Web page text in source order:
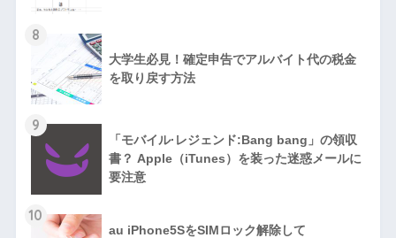
8
大学生必見！確定申告でアルバイト代の税金
を取り戻す方法
9
「モバイル·レジェンド:Bang bang」の領収
書？ Apple（iTunes）を装った迷惑メールに
要注意
10
au iPhone5SをSIMロック解除して